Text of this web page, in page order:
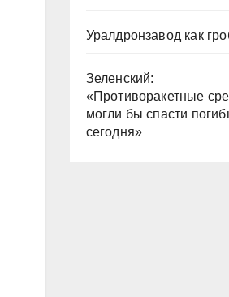
Уралдронзавод как
Зеленский:
«Противоракетные
могли бы спасти
сегодня»